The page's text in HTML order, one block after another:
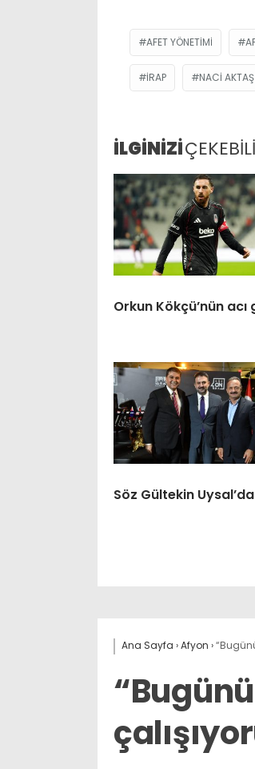
AFET YÖNETIMI
İRAP NACI AKTAŞ
İLGİNİZİ
Orkun Kökçü’nün acı
Söz Gültekin Uysal’da
Ana Sayfa ›Afyon ›